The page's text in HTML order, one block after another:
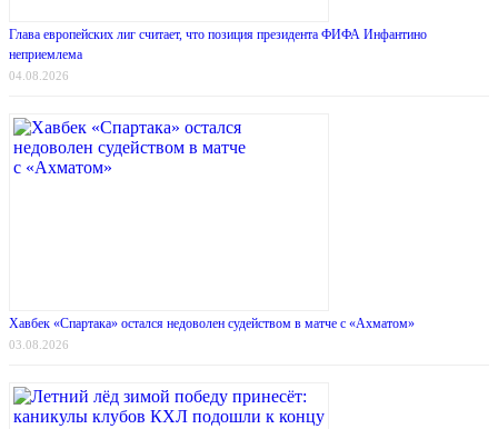
Глава европейских лиг считает, что позиция президента ФИФА Инфантино
неприемлема
04.08.2026
Хавбек «Спартака» остался недоволен судейством в матче с «Ахматом»
03.08.2026